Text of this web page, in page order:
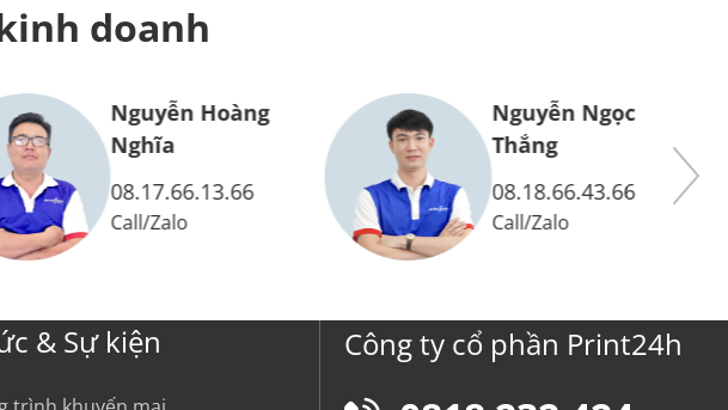
doanh
Nguyễn Hoàng
Nghĩa
08.17.66.13.66
Call/Zalo
Nguyễn Ngọc
Thắng
08.18.66.43.66
Call/Zalo
& Sự kiện Công ty cổ phần Print24h